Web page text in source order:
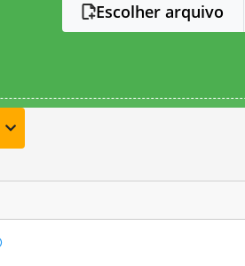
Escolher arquivo